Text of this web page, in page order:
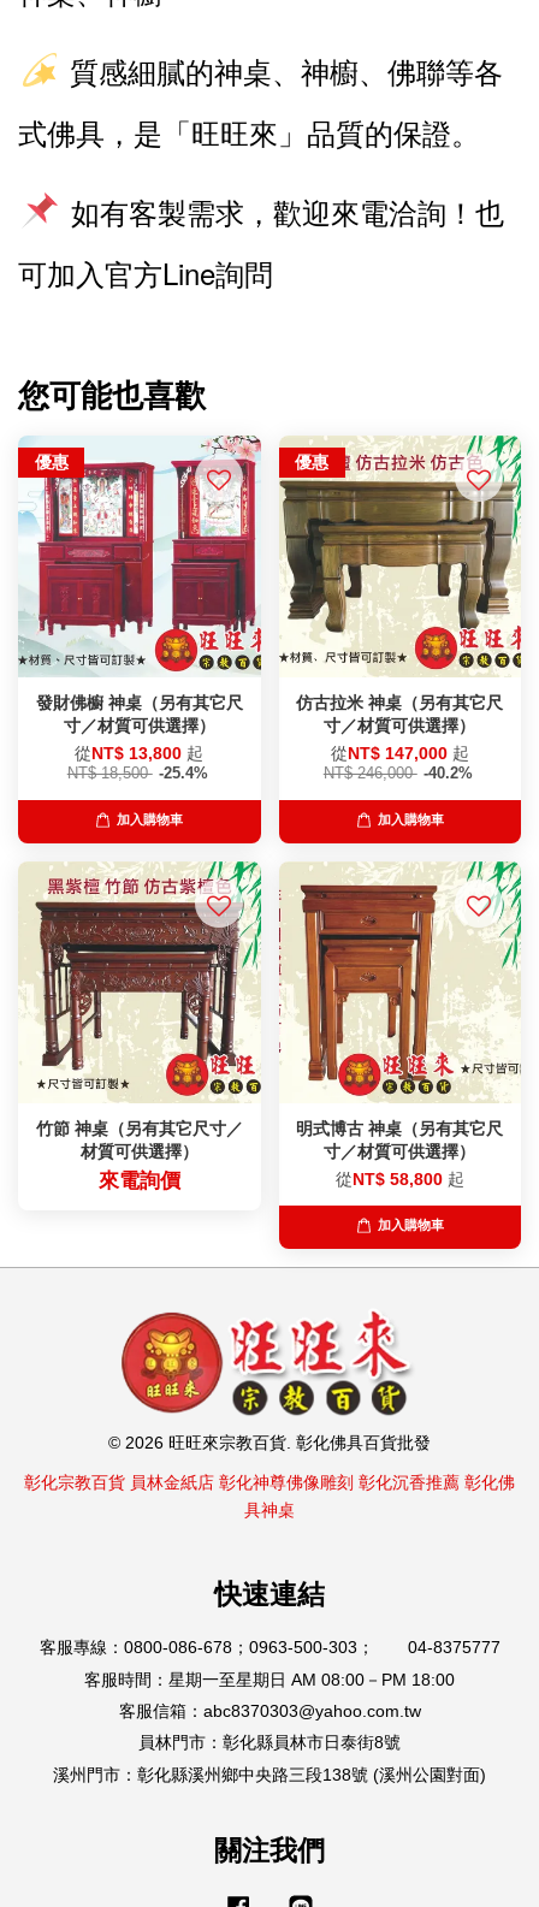
質感細膩的神桌、神櫥、佛聯等各
式佛具，是「旺旺來」品質的保證。
如有客製需求，歡迎來電洽詢！也
可加入官方Line詢問
您可能也喜歡
優惠
發財佛櫥 神桌（另有其它尺
寸／材質可供選擇）
從NT$ 13,800 起
NT$ 18,500 -25.4%
加入購物車
優惠
仿古拉米 神桌（另有其它尺
寸／材質可供選擇）
從NT$ 147,000 起
NT$ 246,000 -40.2%
加入購物車
竹節 神桌（另有其它尺寸／
材質可供選擇）
來電詢價
明式博古 神桌（另有其它尺
寸／材質可供選擇）
從NT$ 58,800 起
加入購物車
© 2026 旺旺來宗教百貨. 彰化佛具百貨批發
彰化宗教百貨 員林金紙店 彰化神尊佛像雕刻 彰化沉香推薦 彰化佛
具神桌
快速連結
客服專線：0800-086-678；0963-500-303； 04-8375777
客服時間：星期一至星期日 AM 08:00－PM 18:00
客服信箱：abc8370303@yahoo.com.tw
員林門市：彰化縣員林市日泰街8號
溪州門市：彰化縣溪州鄉中央路三段138號 (溪州公園對面)
關注我們